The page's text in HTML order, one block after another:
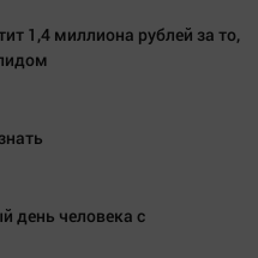
1,4 миллиона рублей за то,
день человека с